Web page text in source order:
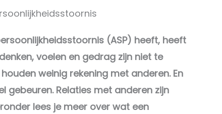
(ASP) heeft, heeft
voelen en gedrag zijn niet te
weinig rekening met anderen. En
gebeuren. Relaties met anderen zijn
lees je meer over wat een